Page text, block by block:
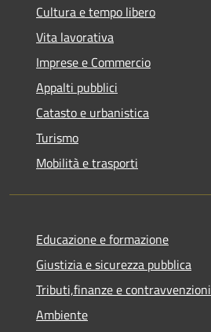
Cultura e tempo libero
Vita lavorativa
Imprese e Commercio
Appalti pubblici
Catasto e urbanistica
Turismo
Mobilità e trasporti
Educazione e formazione
Giustizia e sicurezza pubblica
Tributi,finanze e contravvenzioni
Ambiente